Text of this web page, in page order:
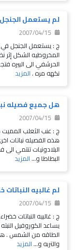
لم يستعمل
2007/04/15
ج : يستعمل الجنجل في
المخروطيه الشكل
الحرشفي الى البيره
نكهه مره .المزيد
هل جميع فصيله
2007/04/15
ج : عنب الثعلب
هذه الفصيله نباتات
البلادونيات تنتمي الى
البطاطا و...المزيد
لم غالبيه النباتات
2007/04/15
ج : غالبيه النباتات
يساعد الكوروفيل
الطاقه من الشمس .
والتربه و...المزيد